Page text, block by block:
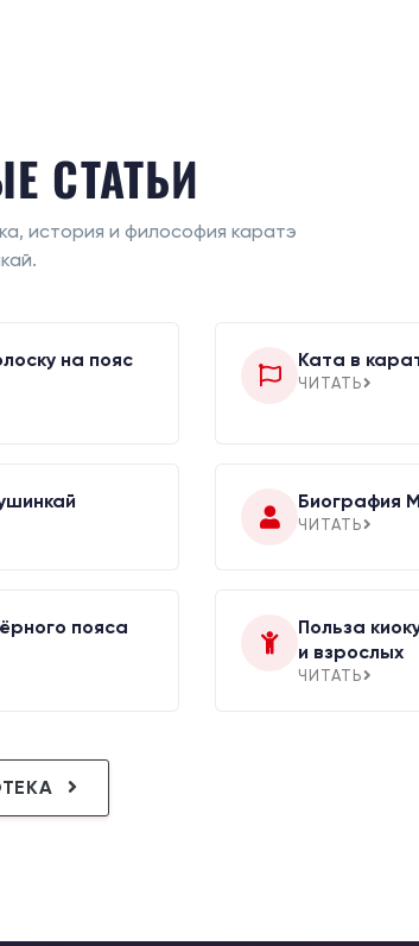
СТАТЬИ
история и философия каратэ
на пояс Ката в
ЧИТАТЬ
Биография
ЧИТАТЬ
пояса
Польза
и взрослых
ЧИТАТЬ